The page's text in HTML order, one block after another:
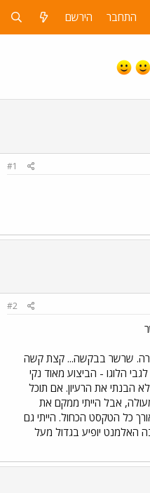
התחבר הירשם
#1
#2
שרשר בבקשה... קצת קשה
הלוגו - הביצוע מאוד נקי
הבנתי את הרעיון. אם תוכל
אבל הייתי ממקם את
כל הטקסט הכחול. הייתי גם
האלמנט יופיע בגדול מעל